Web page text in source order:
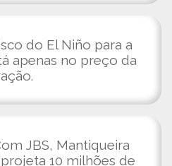
do El Niño para a
apenas no preço da
JBS, Mantiqueira
10 milhões de